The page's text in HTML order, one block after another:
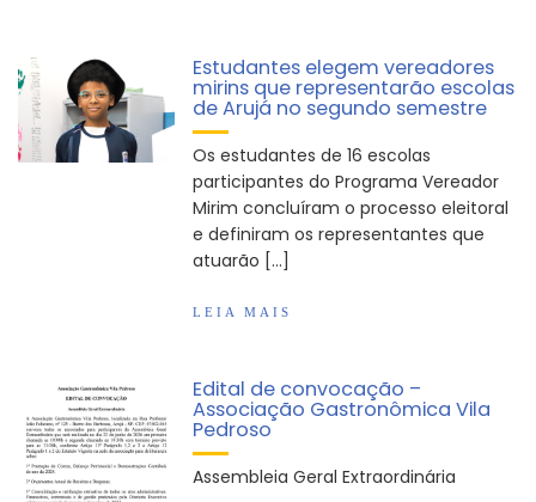
Estudantes elegem vereadores
mirins que representarão escolas
de Arujá no segundo semestre
Os estudantes de 16 escolas
participantes do Programa Vereador
Mirim concluíram o processo eleitoral
e definiram os representantes que
atuarão […]
LEIA MAIS
Edital de convocação –
Associação Gastronômica Vila
Pedroso
Assembleia Geral Extraordinária